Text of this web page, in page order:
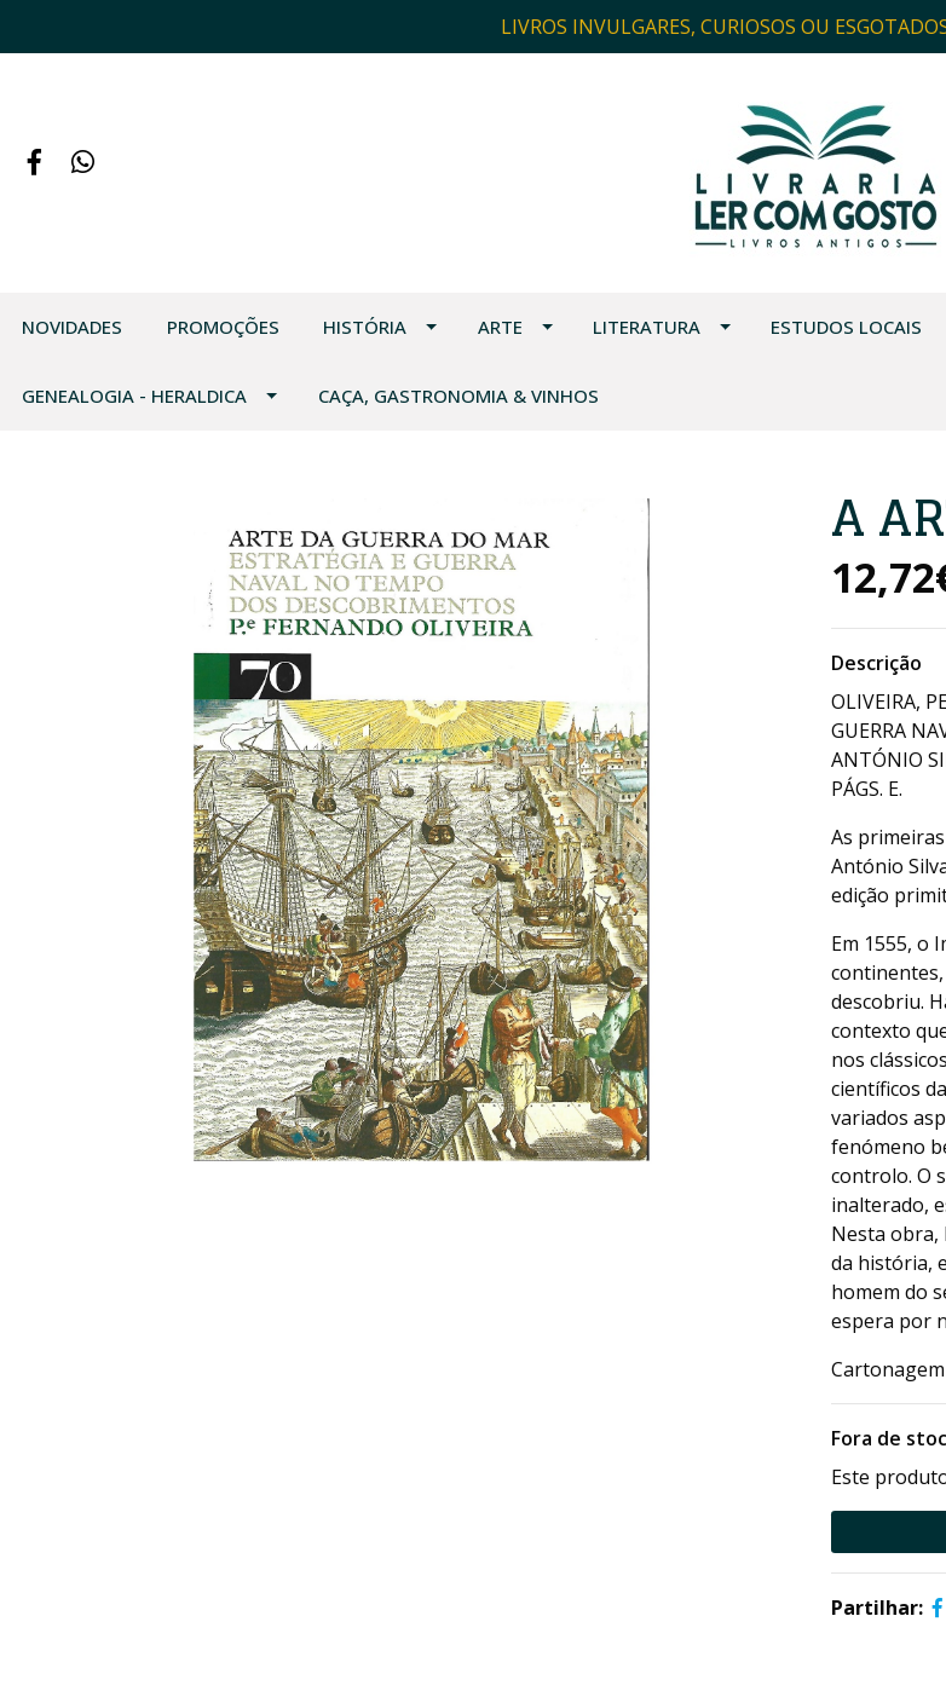
LIVROS INVULGARES, CURIOSOS OU
NOVIDADES PROMOÇÕES HISTÓRIA ARTE LITERATURA ESTUDOS LOCAIS
GENEALOGIA - HERALDICA CAÇA, GASTRONOMIA & VINHOS
A
Descrição
OLIVEIRA,
GUERRA
ANTÓNIO
PÁGS. E.
As
António
edição
Em 1555, o
descobriu.
contexto
nos
científicos
variados
fenómeno
controlo. O
inalterado,
Nesta obra,
da história,
homem do
espera por
Fora de
Este
Partilhar: